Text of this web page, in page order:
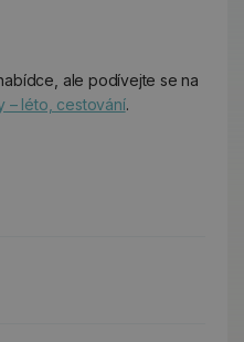
ale podívejte se na
– léto, cestování.